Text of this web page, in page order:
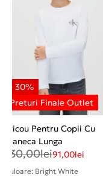
Tricou Pentru Copii Cu
Maneca Lunga
130,00lei91,00lei
Culoare: Bright White